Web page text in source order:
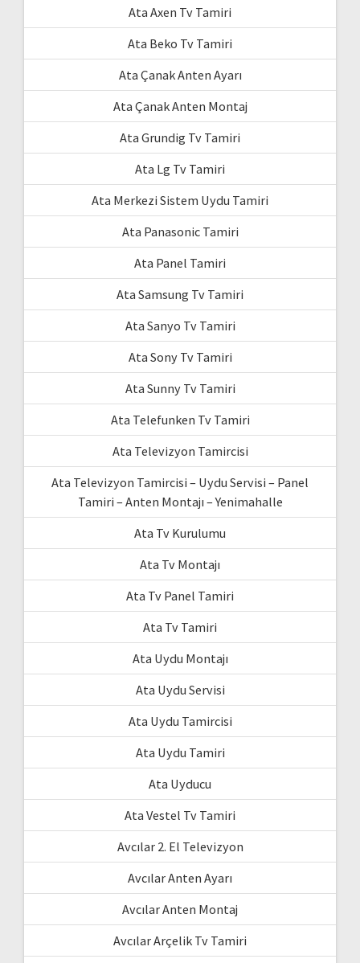
Ata Axen Tv Tamiri
Ata Beko Tv Tamiri
Ata Çanak Anten Ayarı
Ata Çanak Anten Montaj
Ata Grundig Tv Tamiri
Ata Lg Tv Tamiri
Ata Merkezi Sistem Uydu Tamiri
Ata Panasonic Tamiri
Ata Panel Tamiri
Ata Samsung Tv Tamiri
Ata Sanyo Tv Tamiri
Ata Sony Tv Tamiri
Ata Sunny Tv Tamiri
Ata Telefunken Tv Tamiri
Ata Televizyon Tamircisi
Ata Televizyon Tamircisi – Uydu Servisi – Panel
Tamiri – Anten Montajı – Yenimahalle
Ata Tv Kurulumu
Ata Tv Montajı
Ata Tv Panel Tamiri
Ata Tv Tamiri
Ata Uydu Montajı
Ata Uydu Servisi
Ata Uydu Tamircisi
Ata Uydu Tamiri
Ata Uyducu
Ata Vestel Tv Tamiri
Avcılar 2. El Televizyon
Avcılar Anten Ayarı
Avcılar Anten Montaj
Avcılar Arçelik Tv Tamiri